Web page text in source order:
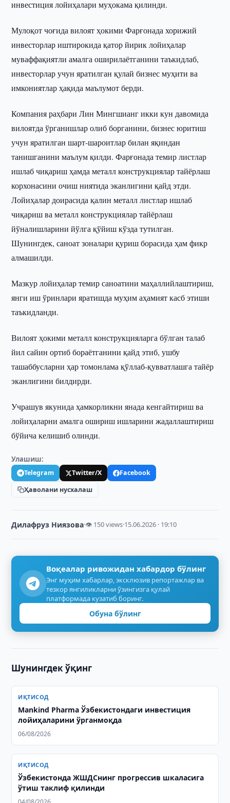
инвестиция лойиҳалари муҳокама қилинди.
Мулоқот чоғида вилоят ҳокими Фарғонада хорижий
инвесторлар иштирокида қатор йирик лойиҳалар
муваффақиятли амалга оширилаётганини таъкидлаб,
инвесторлар учун яратилган қулай бизнес муҳити ва
имкониятлар ҳақида маълумот берди.
Компания раҳбари Лин Мингшианг икки кун давомида
вилоятда ўрганишлар олиб борганини, бизнес юритиш
учун яратилган шарт-шароитлар билан яқиндан
танишганини маълум қилди. Фарғонада темир листлар
ишлаб чиқариш ҳамда металл конструкциялар тайёрлаш
корхонасини очиш ниятида эканлигини қайд этди.
Лойиҳалар доирасида қалин металл листлар ишлаб
чиқариш ва металл конструкциялар тайёрлаш
йўналишларини йўлга қўйиш кўзда тутилган.
Шунингдек, саноат зоналари қуриш борасида ҳам фикр
алмашилди.
Мазкур лойиҳалар темир саноатини маҳаллийлаштириш,
янги иш ўринлари яратишда муҳим аҳамият касб этиши
таъкидланди.
Вилоят ҳокими металл конструкцияларга бўлган талаб
йил сайин ортиб бораётганини қайд этиб, ушбу
ташаббусларни ҳар томонлама қўллаб-қувватлашга тайёр
эканлигини билдирди.
Учрашув якунида ҳамкорликни янада кенгайтириш ва
лойиҳаларни амалга ошириш ишларини жадаллаштириш
бўйича келишиб олинди.
Улашиш:
Telegram Twitter/X
Facebook
Ҳаволани нусхалаш
Дилафруз Ниязова·👁 150 views·15.06.2026 · 19:10
Воқеалар ривожидан хабардор бўлинг
Энг муҳим хабарлар, эксклюзив репортажлар ва
тезкор янгиликларни ўзингизга қулай
платформада кузатиб боринг.
Обуна бўлинг
Шунингдек ўқинг
ИҚТИСОД
Mankind Pharma Ўзбекистондаги инвестиция
лойиҳаларини ўрганмоқда
06/08/2026
ИҚТИСОД
Ўзбекистонда ЖШДСнинг прогрессив шкаласига
ўтиш таклиф қилинди